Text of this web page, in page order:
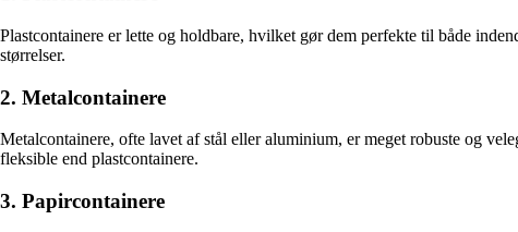
Plastcontainere er lette og holdbare, hvilket gør dem perfekte til både
størrelser.
2. Metalcontainere
Metalcontainere, ofte lavet af stål eller aluminium, er meget robuste og
fleksible end plastcontainere.
3. Papircontainere